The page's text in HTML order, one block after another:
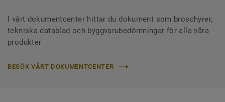
I vårt dokumentcenter hittar du dokument som broschyrer,
tekniska datablad och byggvarubedömningar för alla våra
produkter
BESÖK VÅRT DOKUMENTCENTER